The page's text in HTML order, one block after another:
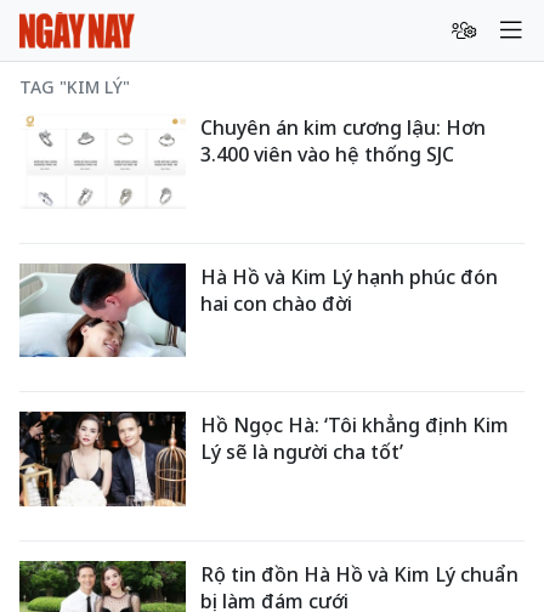
TAG "KIM LÝ"
Chuyên án kim cương lậu: Hơn
3.400 viên vào hệ thống SJC
Hà Hồ và Kim Lý hạnh phúc đón
hai con chào đời
Hồ Ngọc Hà: ‘Tôi khẳng định Kim
Lý sẽ là người cha tốt’
Rộ tin đồn Hà Hồ và Kim Lý chuẩn
bị làm đám cưới